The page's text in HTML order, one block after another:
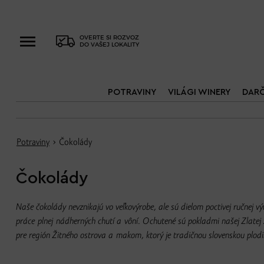
OVERTE SI ROZVOZ
DO VAŠEJ LOKALITY
POTRAVINY VILÁGI WINERY
Potraviny › Čokolády
Čokolády
Naše čokolády nevznikajú vo veľkovýrobe, ale sú dielom poctivej ručnej
práce plnej nádherných chutí a vôní. Ochutené sú pokladmi našej
pre región Žitného ostrova a makom, ktorý je tradičnou slovenskou